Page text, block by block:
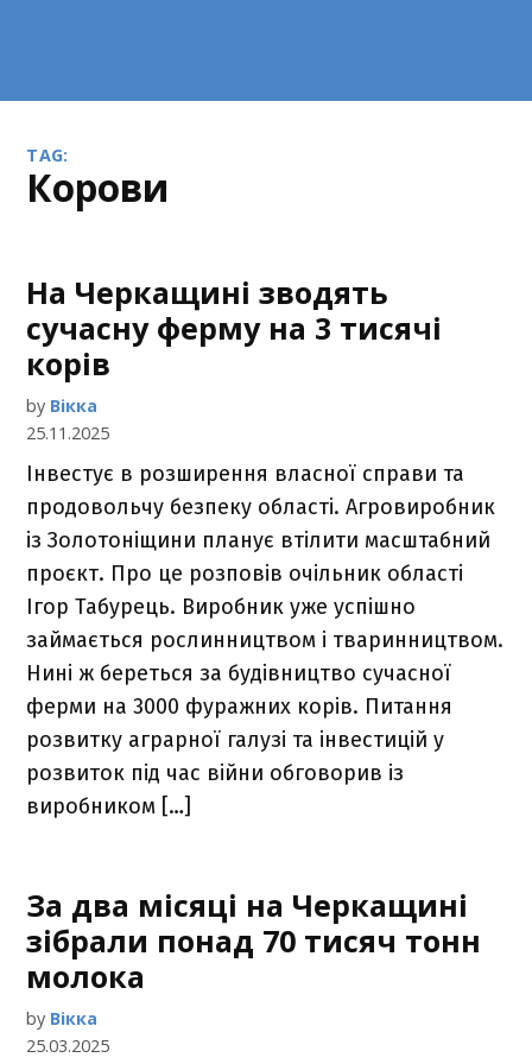
TAG:
корови
На Черкащині зводять
сучасну ферму на 3 тисячі
корів
by Вікка
25.11.2025
Інвестує в розширення власної справи та
продовольчу безпеку області. Агровиробник
із Золотоніщини планує втілити масштабний
проєкт. Про це розповів очільник області
Ігор Табурець. Виробник уже успішно
займається рослинництвом і тваринництвом.
Нині ж береться за будівництво сучасної
ферми на 3000 фуражних корів. Питання
розвитку аграрної галузі та інвестицій у
розвиток під час війни обговорив із
виробником […]
За два місяці на Черкащині
зібрали понад 70 тисяч тонн
молока
by Вікка
25.03.2025